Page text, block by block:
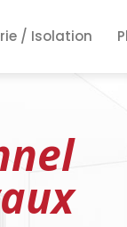
/ Isolation